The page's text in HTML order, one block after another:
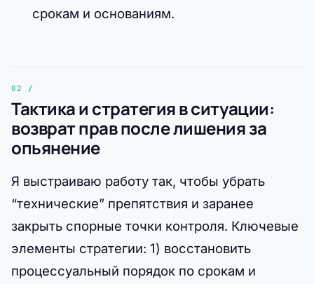
срокам и основаниям.
Тактика и стратегия в ситуации:
возврат прав после лишения за
опьянение
Я выстраиваю работу так, чтобы убрать
“технические” препятствия и заранее
закрыть спорные точки контроля. Ключевые
элементы стратегии: 1) восстановить
процессуальный порядок по срокам и